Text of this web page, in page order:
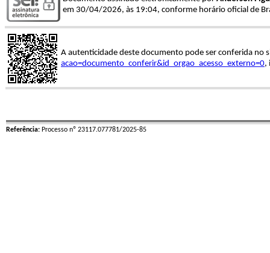
em 30/04/2026, às 19:04, conforme horário oficial de
A autenticidade deste documento pode ser conferida no
acao=documento_conferir&id_orgao_acesso_externo=0,
Referência: Processo nº 23117.077781/2025-85